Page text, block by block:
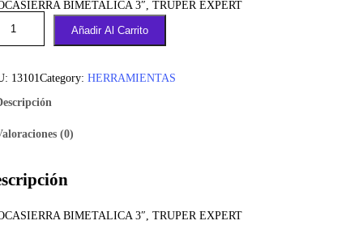
BIMETALICA 3″, TRUPER EXPERT
Añadir Al Carrito
13101Category: HERRAMIENTAS
(0)
BIMETALICA 3″, TRUPER EXPERT